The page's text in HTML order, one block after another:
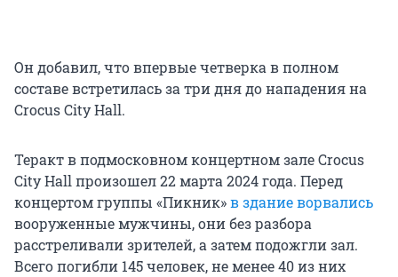
Он добавил, что впервые четверка в полном
составе встретилась за три дня до нападения на
Crocus City Hall.
Теракт в подмосковном концертном зале Crocus
City Hall произошел 22 марта 2024 года. Перед
концертом группы «Пикник»в здание ворвались
вооруженные мужчины, они без разбора
расстреливали зрителей, а затем подожгли зал.
Всего погибли 145 человек, не менее 40 из них